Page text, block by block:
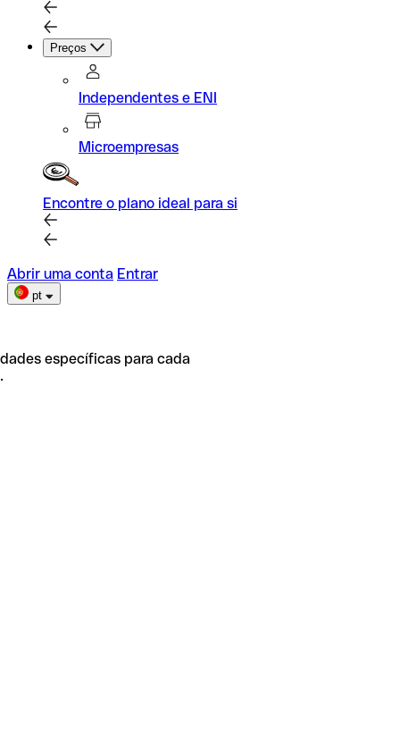
Preços
Independentes e ENI
Microempresas
Encontre o plano ideal para si
Abrir uma conta Entrar
pt
específicas para cada